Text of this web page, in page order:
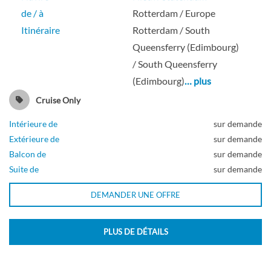
Pont Gershwin
Cabine avec Véranda
Pont Mozart
Cabine avec Véranda
de / à
Rotterdam / Europe
Itinéraire
Rotterdam / South
Queensferry (Edimbourg)
/ South Queensferry
(Edimbourg)… plus
Cruise Only
Intérieure de
sur demande
Extérieure de
sur demande
Balcon de
sur demande
Suite de
sur demande
DEMANDER UNE OFFRE
PLUS DE DÉTAILS